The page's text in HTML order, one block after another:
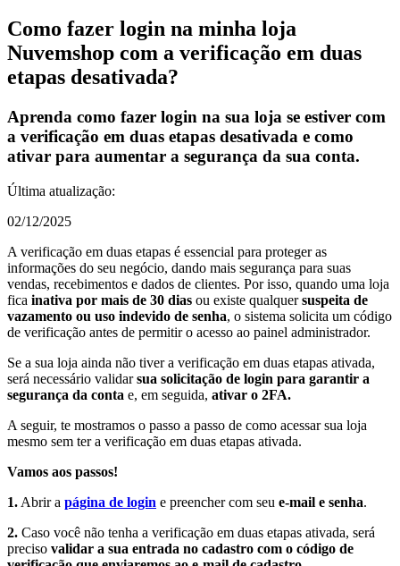
Como fazer login na minha loja
Nuvemshop com a verificação em duas
etapas desativada?
Aprenda como fazer login na sua loja se estiver com
a verificação em duas etapas desativada e como
ativar para aumentar a segurança da sua conta.
Última atualização:
02/12/2025
A verificação em duas etapas é essencial para proteger as
informações do seu negócio, dando mais segurança para suas
vendas, recebimentos e dados de clientes. Por isso, quando uma loja
fica inativa por mais de 30 dias ou existe qualquersuspeita de
vazamento ou uso indevido de senha, o sistema solicita um código
de verificação antes de permitir o acesso ao painel administrador.
Se a sua loja ainda não tiver a verificação em duas etapas ativada,
será necessário validarsua solicitação de login para garantir a
segurança da conta e, em seguida, ativar o 2FA.
A seguir, te mostramos o passo a passo de como acessar sua loja
mesmo sem ter a verificação em duas etapas ativada.
Vamos aos passos!
1. Abrir a página de login e preencher com seu e-mail e senha.
2. Caso você não tenha a verificação em duas etapas ativada, será
preciso validar a sua entrada no cadastro com o código de